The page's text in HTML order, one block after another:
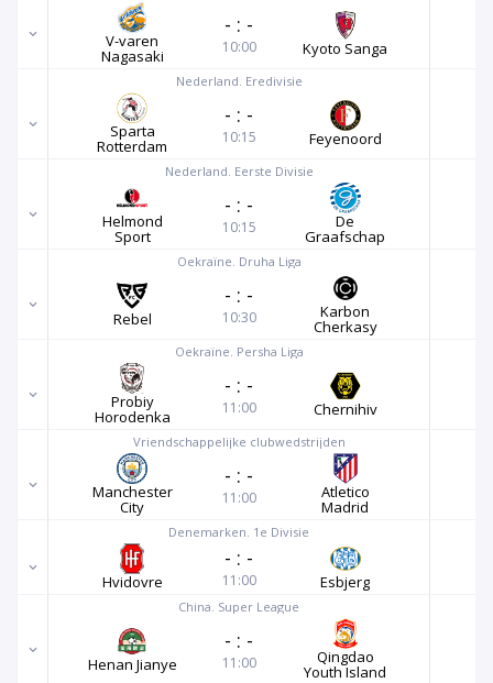
V-varen
Nagasaki
- : -
10:00 Kyoto Sanga
Nederland. Eredivisie
Sparta
Rotterdam
- : -
10:15 Feyenoord
Nederland. Eerste Divisie
Helmond
Sport
- : -
10:15 De
Graafschap
Oekraïne. Druha Liga
Rebel
- : -
10:30 Karbon
Cherkasy
Oekraïne. Persha Liga
Probiy
Horodenka
- : -
11:00 Chernihiv
Vriendschappelijke clubwedstrijden
Manchester
City
- : -
11:00 Atletico
Madrid
Denemarken. 1e Divisie
Hvidovre
- : -
11:00 Esbjerg
China. Super League
Henan Jianye
- : -
11:00 Qingdao
Youth Island